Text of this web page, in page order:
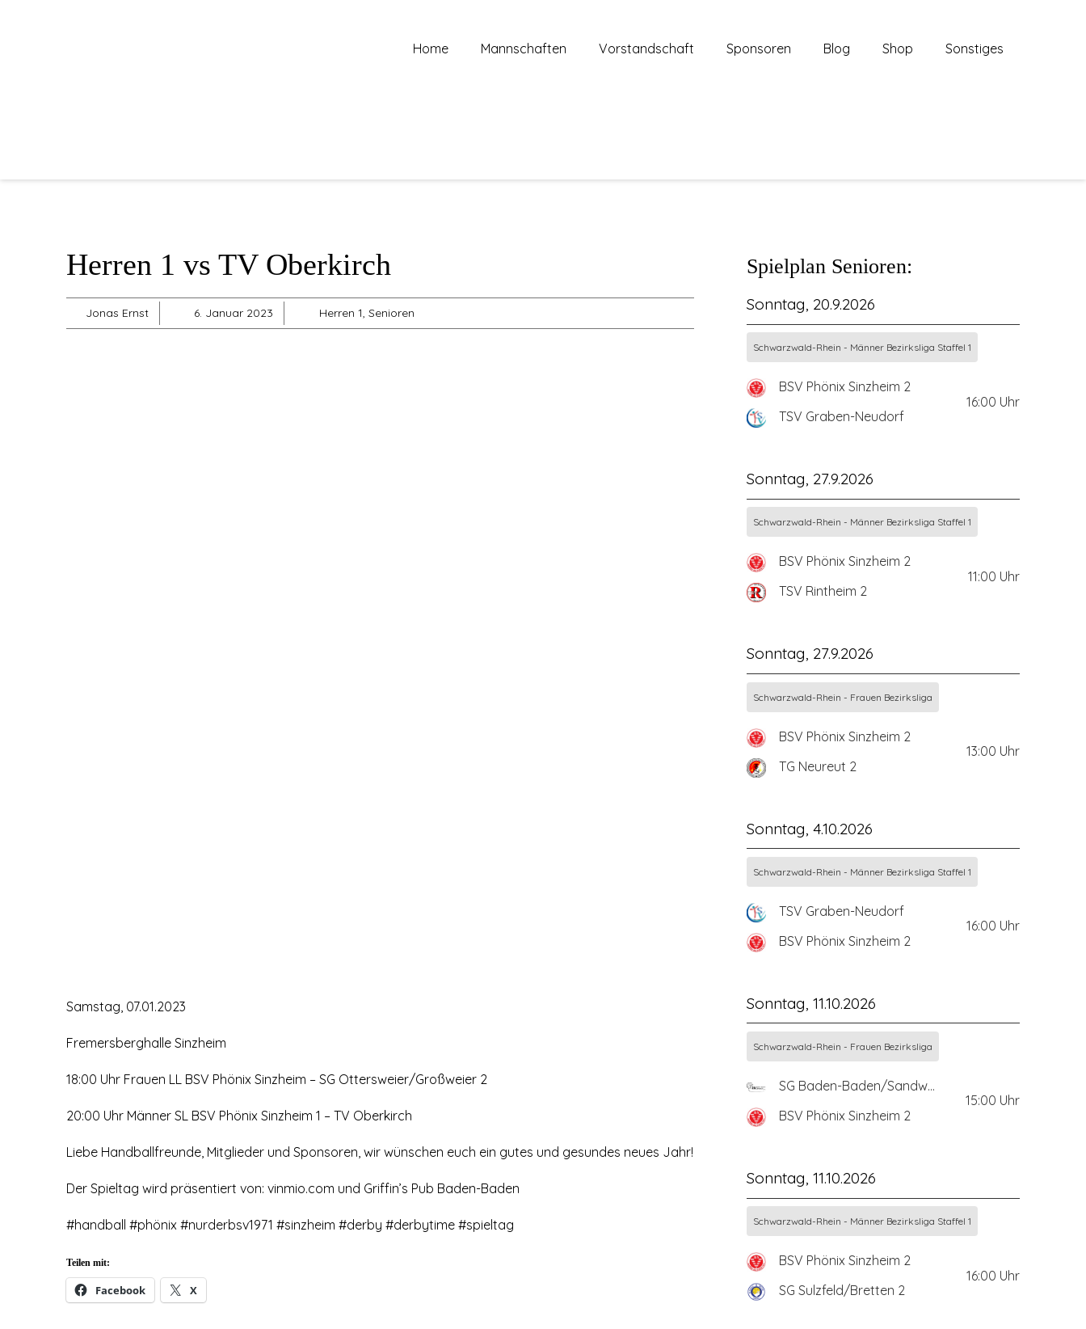
Home Mannschaften Vorstandschaft Sponsoren Blog Shop Sonstiges
Herren 1 vs TV Oberkirch
Jonas Ernst 6. Januar 2023 Herren 1, Senioren
Samstag, 07.01.2023
Fremersberghalle Sinzheim
18:00 Uhr Frauen LL BSV Phönix Sinzheim – SG Ottersweier/Großweier 2
20:00 Uhr Männer SL BSV Phönix Sinzheim 1 – TV Oberkirch
Liebe Handballfreunde, Mitglieder und Sponsoren, wir wünschen euch ein gutes und gesundes neues Jahr!
Der Spieltag wird präsentiert von: vinmio.com und Griffin’s Pub Baden-Baden
#handball #phönix #nurderbsv1971 #sinzheim #derby #derbytime #spieltag
Teilen mit:
Facebook X
Spielplan Senioren:
Sonntag, 20.9.2026
Schwarzwald-Rhein - Männer Bezirksliga Staffel 1
BSV Phönix Sinzheim 2
TSV Graben-Neudorf
16:00 Uhr
Sonntag, 27.9.2026
Schwarzwald-Rhein - Männer Bezirksliga Staffel 1
BSV Phönix Sinzheim 2
TSV Rintheim 2
11:00 Uhr
Sonntag, 27.9.2026
Schwarzwald-Rhein - Frauen Bezirksliga
BSV Phönix Sinzheim 2
TG Neureut 2
13:00 Uhr
Sonntag, 4.10.2026
Schwarzwald-Rhein - Männer Bezirksliga Staffel 1
TSV Graben-Neudorf
BSV Phönix Sinzheim 2
16:00 Uhr
Sonntag, 11.10.2026
Schwarzwald-Rhein - Frauen Bezirksliga
SG Baden-Baden/Sandweier 2
BSV Phönix Sinzheim 2
15:00 Uhr
Sonntag, 11.10.2026
Schwarzwald-Rhein - Männer Bezirksliga Staffel 1
BSV Phönix Sinzheim 2
SG Sulzfeld/Bretten 2
16:00 Uhr